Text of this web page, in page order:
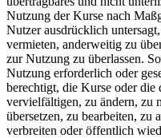
Nutzung der Kurse nach
Nutzer ausdrücklich
vermieten, anderweitig zu
zur Nutzung zu überlassen.
Nutzung erforderlich oder
berechtigt, die Kurse oder die
vervielfältigen, zu ändern, zu
übersetzen, zu bearbeiten, zu
verbreiten oder öffentlich